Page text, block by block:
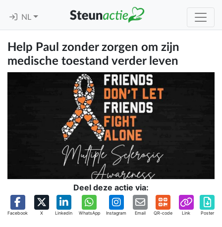
NL
Help Paul zonder zorgen om zijn
medische toestand verder leven
Deel deze actie via:
Facebook X Linkedin WhatsApp Instagram Email QR-code Link Poster